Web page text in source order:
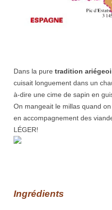
Dans la pure tradition
cuisait longuement dans un
à-dire une cime de sapin en
On mangeait le millas quand
en accompagnement des
LÉGER!
Ingrédients